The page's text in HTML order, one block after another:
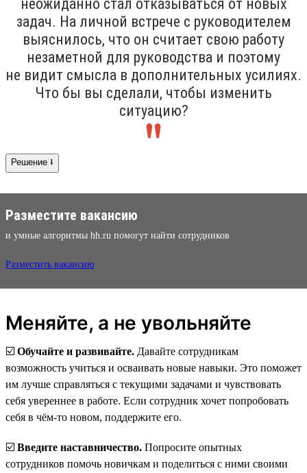
неожиданно стал отказываться от новых
задач. На личной встрече с руководителем
выяснилось, что он считает свою работу
незаметной для руководства и поэтому
не видит смысла в дополнительных усилиях.
Что бы вы сделали, чтобы изменить
ситуацию?
Решение ⭣
Разместите вакансию
и умные алгоритмы hh.ru помогут найти сотрудников
Разместить вакансию
Меняйте, а не увольняйте
☑️ Обучайте и развивайте. Давайте сотрудникам
возможность учиться и осваивать новые навыки. Это поможет
им лучше справляться с текущими задачами и чувствовать
себя увереннее в работе. Если сотрудник хочет попробовать
себя в чём-то новом, поддержите его.
☑️ Введите наставничество. Попросите опытных
сотрудников помочь новичкам и поделиться с ними своими